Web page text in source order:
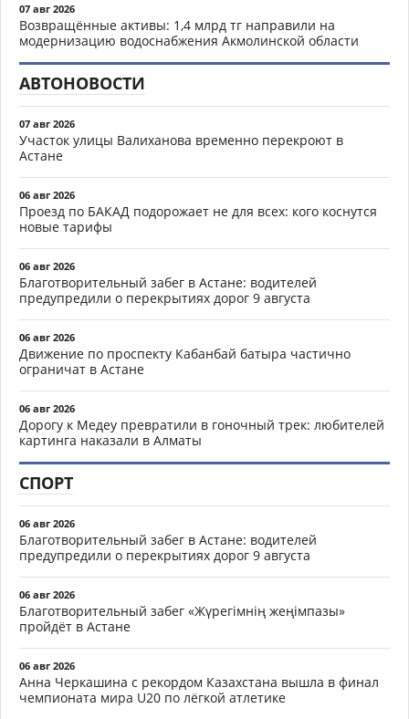
07 авг 2026
Возвращённые активы: 1,4 млрд тг направили на
модернизацию водоснабжения Акмолинской области
АВТОНОВОСТИ
07 авг 2026
Участок улицы Валиханова временно перекроют в
Астане
06 авг 2026
Проезд по БАКАД подорожает не для всех: кого коснутся
новые тарифы
06 авг 2026
Благотворительный забег в Астане: водителей
предупредили о перекрытиях дорог 9 августа
06 авг 2026
Движение по проспекту Кабанбай батыра частично
ограничат в Астане
06 авг 2026
Дорогу к Медеу превратили в гоночный трек: любителей
картинга наказали в Алматы
СПОРТ
06 авг 2026
Благотворительный забег в Астане: водителей
предупредили о перекрытиях дорог 9 августа
06 авг 2026
Благотворительный забег «Жүрегімнің жеңімпазы»
пройдёт в Астане
06 авг 2026
Анна Черкашина с рекордом Казахстана вышла в финал
чемпионата мира U20 по лёгкой атлетике